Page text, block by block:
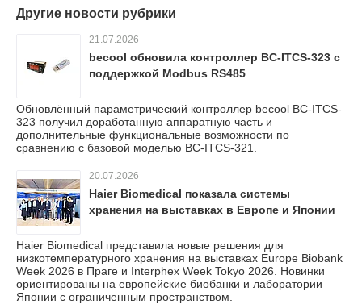
Другие новости рубрики
21.07.2026
becool обновила контроллер BC-ITCS-323 с
поддержкой Modbus RS485
Обновлённый параметрический контроллер becool BC-ITCS-
323 получил доработанную аппаратную часть и
дополнительные функциональные возможности по
сравнению с базовой моделью BC-ITCS-321.
20.07.2026
Haier Biomedical показала системы
хранения на выставках в Европе и Японии
Haier Biomedical представила новые решения для
низкотемпературного хранения на выставках Europe Biobank
Week 2026 в Праге и Interphex Week Tokyo 2026. Новинки
ориентированы на европейские биобанки и лаборатории
Японии с ограниченным пространством.